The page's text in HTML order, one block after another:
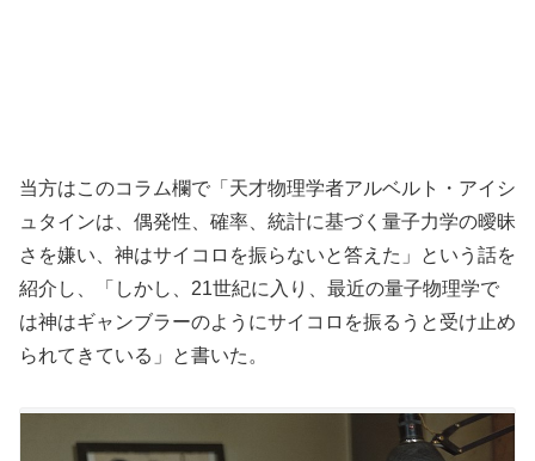
当方はこのコラム欄で「天才物理学者アルベルト・アイシ
ュタインは、偶発性、確率、統計に基づく量子力学の曖昧
さを嫌い、神はサイコロを振らないと答えた」という話を
紹介し、「しかし、21世紀に入り、最近の量子物理学で
は神はギャンブラーのようにサイコロを振るうと受け止め
られてきている」と書いた。